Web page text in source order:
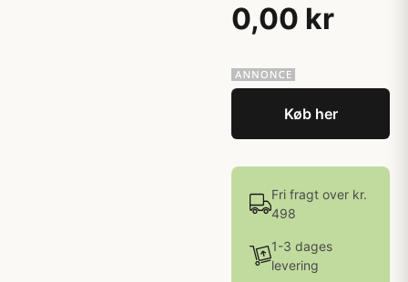
0,00 kr
Køb her
Fri fragt over kr.
498
1-3 dages
levering